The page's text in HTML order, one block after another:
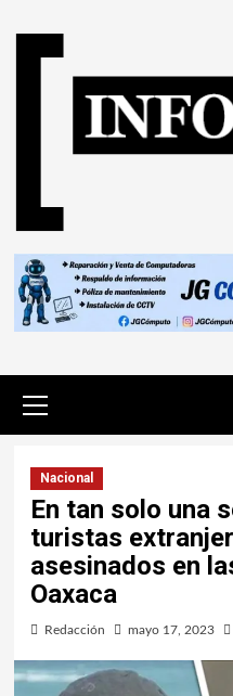
Nacional
En tan solo una
turistas
asesinados en
Oaxaca
Redacción mayo 17, 2023